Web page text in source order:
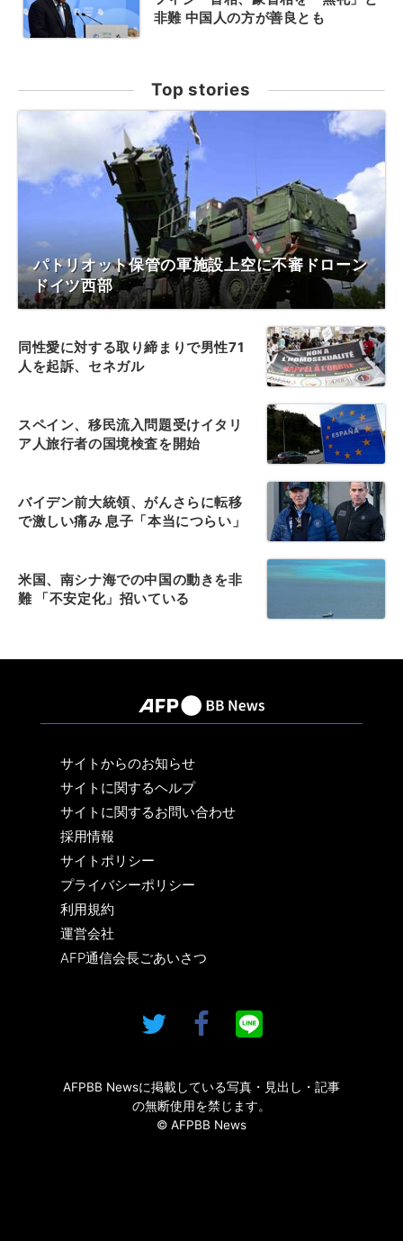
非難 中国人の方が善良とも
Top stories
パトリオット保管の軍施設上空に不審ドローン
ドイツ西部
同性愛に対する取り締まりで男性71
人を起訴、セネガル
スペイン、移民流入問題受けイタリ
ア人旅行者の国境検査を開始
バイデン前大統領、がんさらに転移
で激しい痛み 息子「本当につらい」
米国、南シナ海での中国の動きを非
難 「不安定化」招いている
サイトからのお知らせ
サイトに関するヘルプ
サイトに関するお問い合わせ
採用情報
サイトポリシー
プライバシーポリシー
利用規約
運営会社
AFP通信会長ごあいさつ
AFPBB Newsに掲載している写真・見出し・記事
の無断使用を禁じます。
© AFPBB News